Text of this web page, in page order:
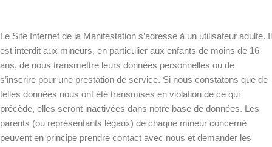
Le Site Internet de la Manifestation s’adresse à un utilisateur adulte. Il
est interdit aux mineurs, en particulier aux enfants de moins de 16
ans, de nous transmettre leurs données personnelles ou de
s’inscrire pour une prestation de service. Si nous constatons que de
telles données nous ont été transmises en violation de ce qui
précède, elles seront inactivées dans notre base de données. Les
parents (ou représentants légaux) de chaque mineur concerné
peuvent en principe prendre contact avec nous et demander les